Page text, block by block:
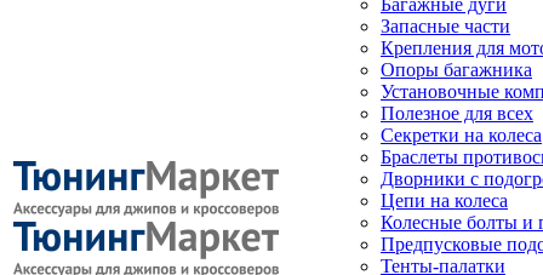
Багажные дуги
Запасные части
Крепления для
Опоры багажника
Установочные
Полезное для всех
Секретки на колеса
Браслеты
Дворники с
Цепи на колеса
Колесные болты и
Предпусковые
Тенты-палатки